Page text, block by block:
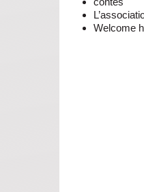
Welcome